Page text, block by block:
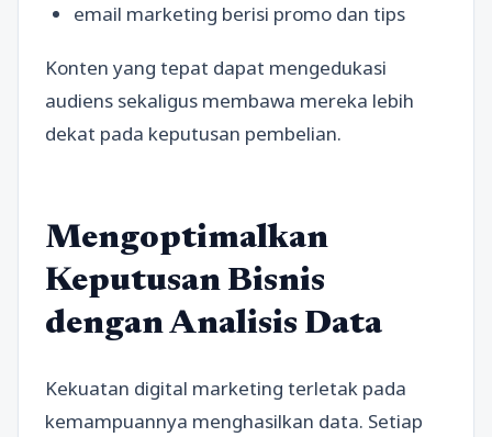
email marketing berisi promo dan tips
Konten yang tepat dapat mengedukasi
audiens sekaligus membawa mereka lebih
dekat pada keputusan pembelian.
Mengoptimalkan
Keputusan Bisnis
dengan Analisis Data
Kekuatan digital marketing terletak pada
kemampuannya menghasilkan data. Setiap